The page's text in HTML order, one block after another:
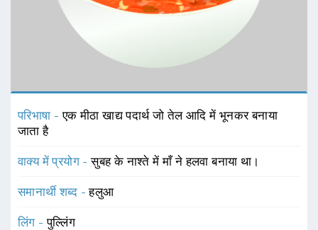
परिभाषा -एक मीठा खाद्य पदार्थ जो तेल आदि में भूनकर बनाया
जाता है
वाक्य में प्रयोग -सुबह के नाश्ते में माँ ने हलवा बनाया था।
समानार्थी शब्द -हलुआ
लिंग -पुल्लिंग